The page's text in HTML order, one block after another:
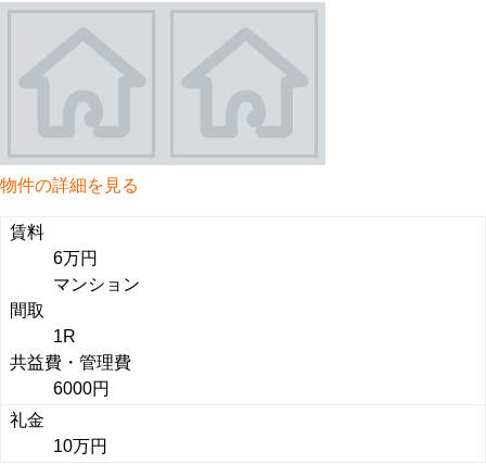
物件の詳細を見る
賃料
6万円
マンション
間取
1R
共益費・管理費
6000円
礼金
10万円